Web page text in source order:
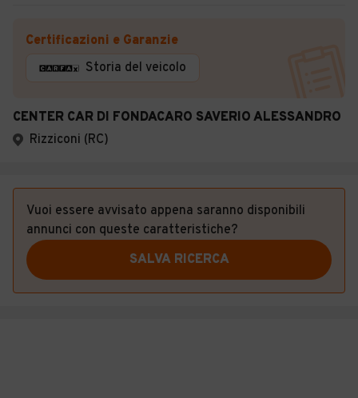
Certificazioni e Garanzie
Storia del veicolo
CENTER CAR DI FONDACARO SAVERIO ALESSANDRO
Rizziconi (RC)
Vuoi essere avvisato appena saranno disponibili
annunci con queste caratteristiche?
SALVA RICERCA